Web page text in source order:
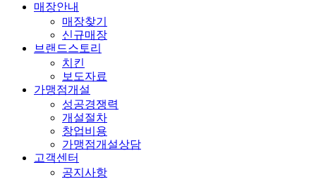
매장안내
매장찾기
신규매장
브랜드스토리
치킨
보도자료
가맹점개설
성공경쟁력
개설절차
창업비용
가맹점개설상담
고객센터
공지사항